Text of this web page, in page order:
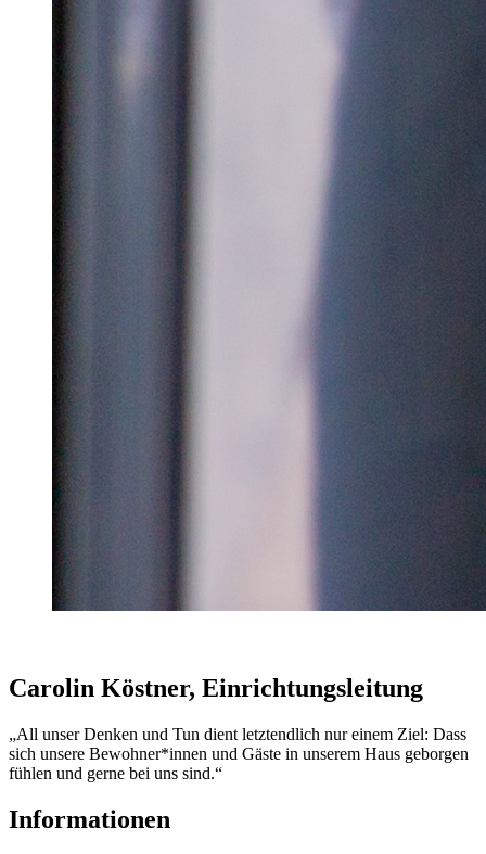
Carolin Köstner, Einrichtungsleitung
„All unser Denken und Tun dient letztendlich nur einem Ziel: Dass
sich unsere Bewohner*innen und Gäste in unserem Haus geborgen
fühlen und gerne bei uns sind.“
Informationen